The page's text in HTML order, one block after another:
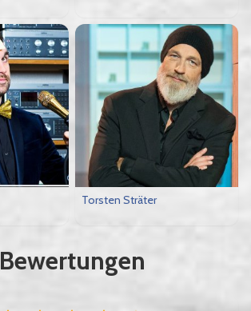
Torsten Sträter
Bewertungen